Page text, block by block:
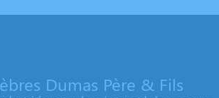
Dumas Père & Fils